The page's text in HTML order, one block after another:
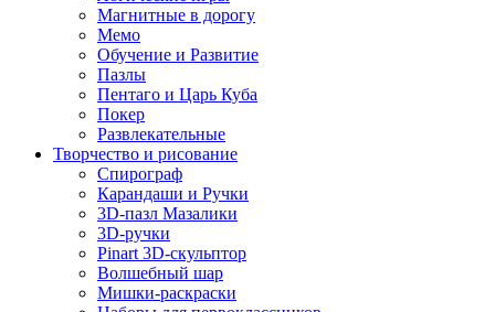
Магнитные в дорогу
Мемо
Обучение и Развитие
Пазлы
Пентаго и Царь Куба
Покер
Развлекательные
Творчество и рисование
Спирограф
Карандаши и Ручки
3D-пазл Мазалики
3D-ручки
Pinart 3D-скульптор
Волшебный шар
Мишки-раскраски